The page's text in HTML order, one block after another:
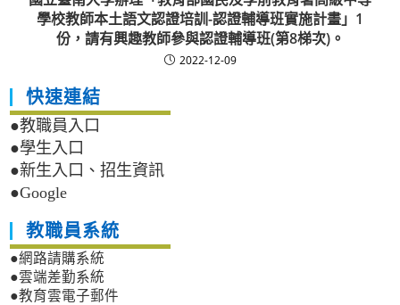
學校教師本土語文認證培訓-認證輔導班實施計畫」1
份，請有興趣教師參與認證輔導班(第8梯次)。
2022-12-09
快速連結
●教職員入口
●學生入口
●新生入口、招生資訊
●Google
教職員系統
●網路請購系統
●雲端差勤系統
●教育雲電子郵件